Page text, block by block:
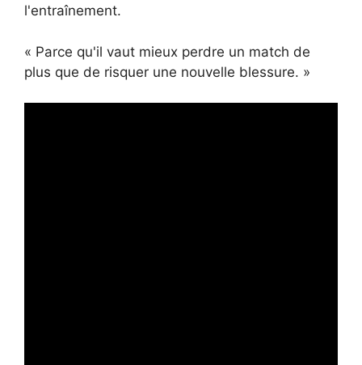
l'entraînement.
« Parce qu'il vaut mieux perdre un match de
plus que de risquer une nouvelle blessure. »